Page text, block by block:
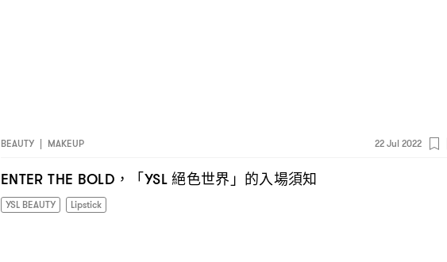
BEAUTY | MAKEUP 22 Jul 2022
ENTER THE BOLD， 「YSL絕色世界」的入場須知
YSL BEAUTY Lipstick